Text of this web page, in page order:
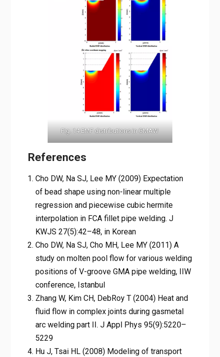
Fig. 14 EMF distributions in GMAW
References
Cho DW, Na SJ, Lee MY (2009) Expectation
of bead shape using non-linear multiple
regression and piecewise cubic hermite
interpolation in FCA fillet pipe welding. J
KWJS 27(5):42–48, in Korean
Cho DW, Na SJ, Cho MH, Lee MY (2011) A
study on molten pool flow for various welding
positions of V-groove GMA pipe welding, IIW
conference, Istanbul
Zhang W, Kim CH, DebRoy T (2004) Heat and
fluid flow in complex joints during gasmetal
arc welding part II. J Appl Phys 95(9):5220–
5229
Hu J, Tsai HL (2008) Modeling of transport